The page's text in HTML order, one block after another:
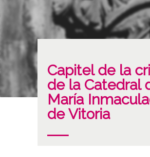
Capitel de la
de la Catedral
María
de Vitoria